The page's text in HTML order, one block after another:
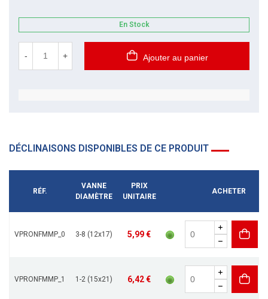
En Stock
- + Ajouter au panier
DÉCLINAISONS DISPONIBLES DE CE PRODUIT
RÉF.
VANNE
DIAMÈTRE
PRIX
UNITAIRE
ACHETER
VPRONFMMP_0 3-8 (12x17) 5,99 €
VPRONFMMP_1 1-2 (15x21) 6,42 €